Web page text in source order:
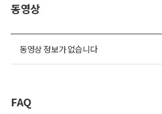
동영상
동영상 정보가 없습니다
FAQ